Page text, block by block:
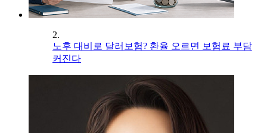
2.
노후 대비로 달러보험? 환율 오르면 보험료 부담
커진다